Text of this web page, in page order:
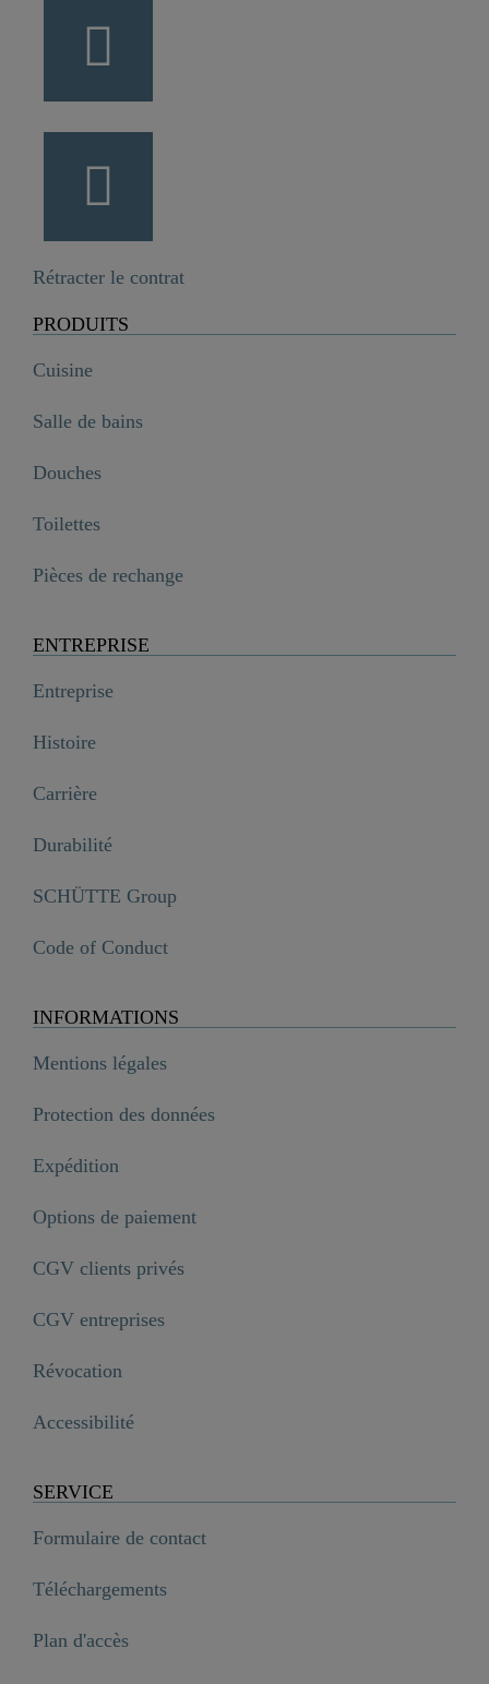
Rétracter le contrat
PRODUITS
Cuisine
Salle de bains
Douches
Toilettes
Pièces de rechange
ENTREPRISE
Entreprise
Histoire
Carrière
Durabilité
SCHÜTTE Group
Code of Conduct
INFORMATIONS
Mentions légales
Protection des données
Expédition
Options de paiement
CGV clients privés
CGV entreprises
Révocation
Accessibilité
SERVICE
Formulaire de contact
Téléchargements
Plan d'accès